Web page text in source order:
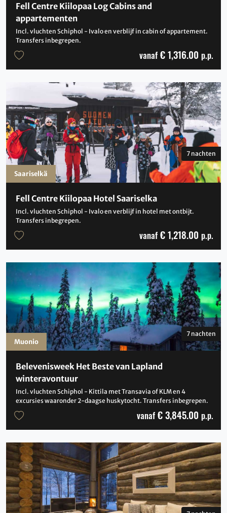
Fell Centre Kiilopaa Log Cabins and
appartementen
Incl. vluchten Schiphol - Ivalo en verblijf in cabin of appartement.
Transfers inbegrepen.
vanaf € 1,316.00 p.p.
Fell Centre Kiilopaa Hotel Saariselka
Incl. vluchten Schiphol - Ivalo en verblijf in hotel met ontbijt.
Transfers inbegrepen.
7 nachten
vanaf € 1,218.00 p.p.
Saariselkä
Belevenisweek Het Beste van Lapland
winteravontuur
Incl. vluchten Schiphol - Kittila met Transavia of KLM en 4
excursies waaronder 2-daagse huskytocht. Transfers inbegrepen.
7 nachten
vanaf € 3,845.00 p.p.
Muonio